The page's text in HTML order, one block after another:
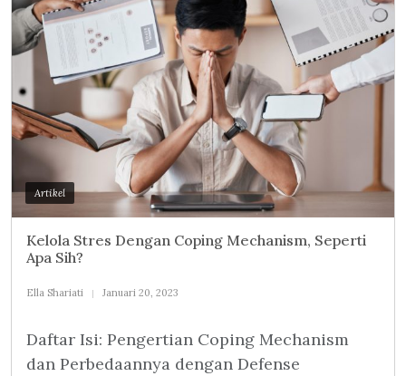
Artikel
Kelola Stres Dengan Coping Mechanism, Seperti
Apa Sih?
Ella Shariati Januari 20, 2023
Daftar Isi: Pengertian Coping Mechanism
dan Perbedaannya dengan Defense